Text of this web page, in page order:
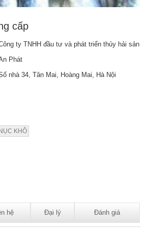
cấp
ty TNHH đầu tư và phát triển thủy hải sản
Phát
nhà 34, Tân Mai, Hoàng Mai, Hà Nội
KHÔ
hệ Đại lý Đánh giá